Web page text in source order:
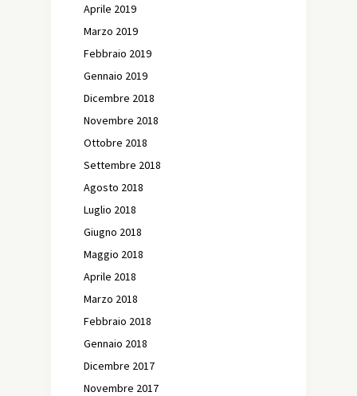
Aprile 2019
Marzo 2019
Febbraio 2019
Gennaio 2019
Dicembre 2018
Novembre 2018
Ottobre 2018
Settembre 2018
Agosto 2018
Luglio 2018
Giugno 2018
Maggio 2018
Aprile 2018
Marzo 2018
Febbraio 2018
Gennaio 2018
Dicembre 2017
Novembre 2017